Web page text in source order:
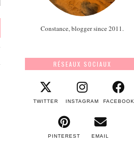
Constance, blogger since 2011.
RÉSEAUX SOCIAUX
TWITTER INSTAGRAM FACEBOOK
PINTEREST EMAIL